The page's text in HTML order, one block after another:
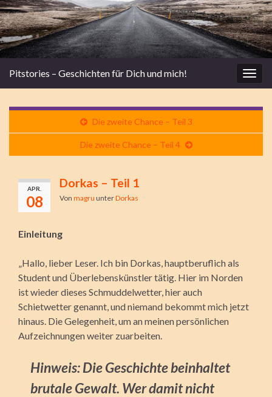
Pitstories – Geschichten für Dich und mich!
Die zweite Chance – Teil 3
Die zweite Chance – Teil 4
APR.
08
Dorkas – Teil 1
Von magru unterDorkas
Einleitung
„Hallo, lieber Leser. Ich bin Dorkas, hauptberuflich als
Student und Überlebenskünstler tätig. Hier im Norden
ist wieder dieses Schmuddelwetter, hier auch
Schietwetter genannt, und niemand bekommt mich jetzt
hinaus. Die Gelegenheit, um an meinen persönlichen
Aufzeichnungen weiter zuarbeiten.
Hinweis: Die Geschichte beinhaltet
brutale Gewalt. Wer damit nicht